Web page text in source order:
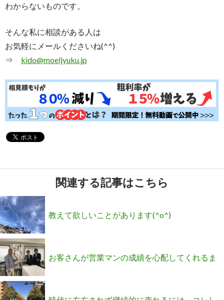
わからないものです。
そんな私に相談がある人は
お気軽にメールくださいね(^^)
⇒ kido@moeljyuku.jp
関連する記事はこちら
教えて欲しいことがあります(^o^)
お客さんが営業マンの成績を心配してくれるま
での関係を築く方法